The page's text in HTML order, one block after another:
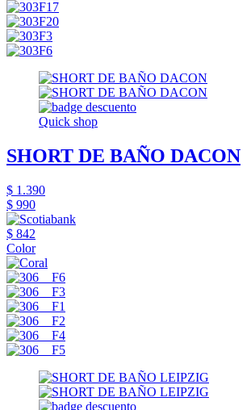
Quick shop
SHORT DE BAÑO DACON
$ 1.390
$ 990
$ 842
Color